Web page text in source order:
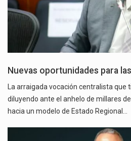
Nuevas oportunidades para
La arraigada vocación centralista que
diluyendo ante el anhelo de millares
hacia un modelo de Estado Regional…